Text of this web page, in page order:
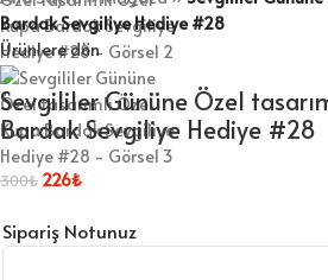
Bardak Sevgiliye Hediye #28
Ürünlere dön
Sevgililer Gününe Özel
Bardak Sevgiliye Hediye #28
300₺ 226₺
Sipariş Notunuz